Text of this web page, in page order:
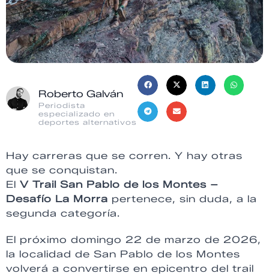
Roberto Galván
Periodista
especializado en
deportes alternativos
Hay carreras que se corren. Y hay otras
que se conquistan.
El V Trail San Pablo de los Montes –
Desafío La Morra pertenece, sin duda, a la
segunda categoría.
El próximo domingo 22 de marzo de 2026,
la localidad de San Pablo de los Montes
volverá a convertirse en epicentro del trail